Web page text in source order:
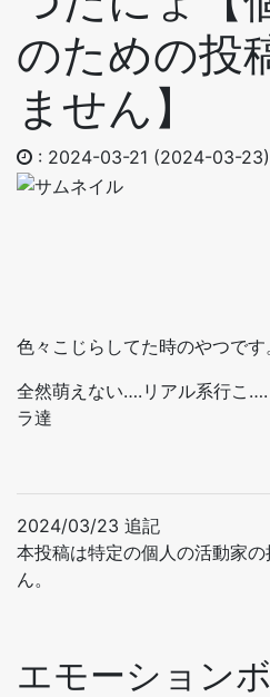
のための投
ません】
: 2024-03-21 (2024-03-23)
色々こじらしてた時のやつです
全然萌えない….リアル系行こ
ラ達
2024/03/23 追記
本投稿は特定の個人の活動家
ん。
エモーション